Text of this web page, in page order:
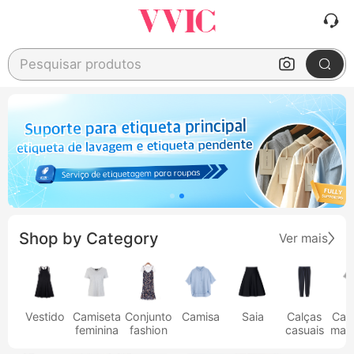
Pesquisar produtos
Shop by Category Ver mais
Vestido
Camiseta
feminina
Conjunto
fashion
Camisa Saia
Calças
casuais